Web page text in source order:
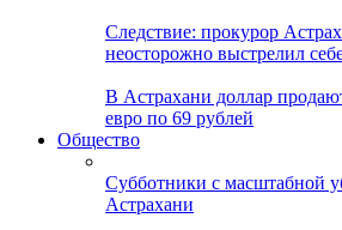
Следствие: прокурор
неосторожно выстрелил
В Астрахани доллар
евро по 69 рублей
Общество
Субботники с масштабной
Астрахани